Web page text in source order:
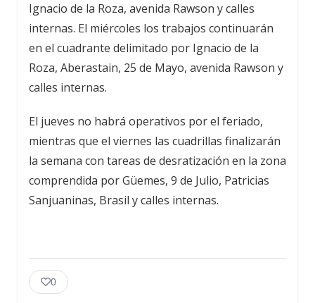
Ignacio de la Roza, avenida Rawson y calles
internas. El miércoles los trabajos continuarán
en el cuadrante delimitado por Ignacio de la
Roza, Aberastain, 25 de Mayo, avenida Rawson y
calles internas.
El jueves no habrá operativos por el feriado,
mientras que el viernes las cuadrillas finalizarán
la semana con tareas de desratización en la zona
comprendida por Güemes, 9 de Julio, Patricias
Sanjuaninas, Brasil y calles internas.
0